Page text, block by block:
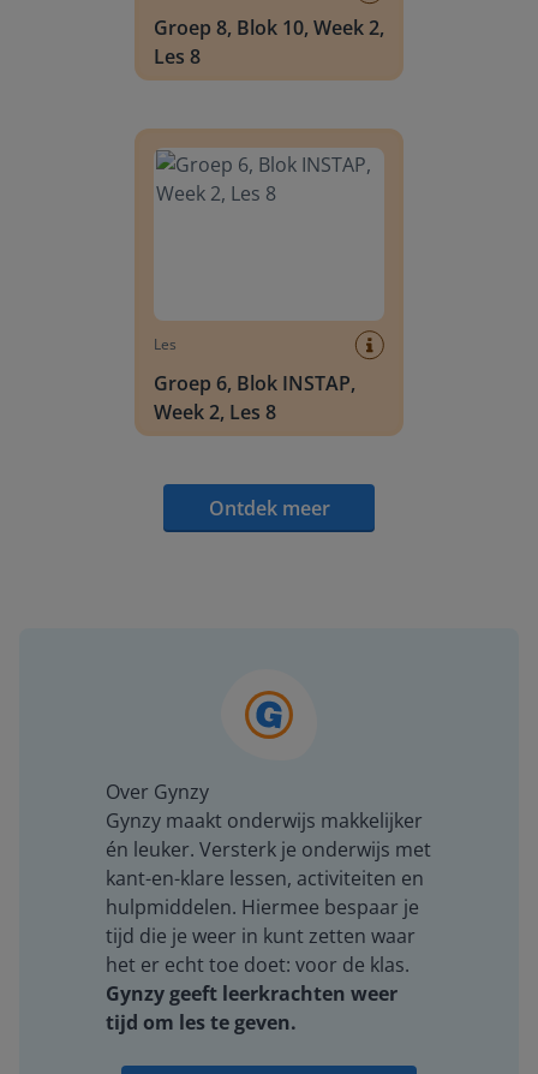
Groep 8, Blok 10, Week 2,
Les 8
Les
Groep 6, Blok INSTAP,
Week 2, Les 8
Ontdek meer
Over Gynzy
Gynzy maakt onderwijs makkelijker
én leuker. Versterk je onderwijs met
kant-en-klare lessen, activiteiten en
hulpmiddelen. Hiermee bespaar je
tijd die je weer in kunt zetten waar
het er echt toe doet: voor de klas.
Gynzy geeft leerkrachten weer
tijd om les te geven.